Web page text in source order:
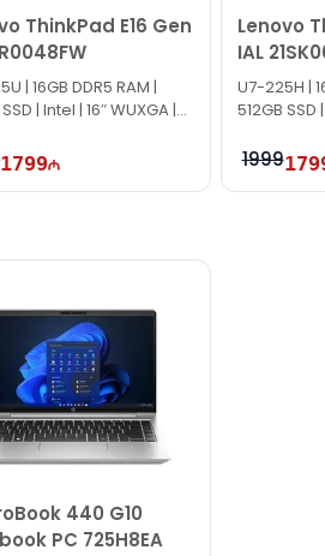
ThinkPad E16 Gen
| 16GB DDR5 RAM |
| Intel | 16″ WUXGA |
1799
Lenovo
IAL
U7-225H |
512GB SSD
1999
440 G10
PC 725H8EA